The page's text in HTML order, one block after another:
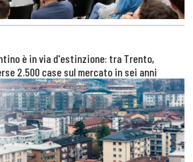
è in via d'estinzione: tra Trento,
2.500 case sul mercato in sei anni